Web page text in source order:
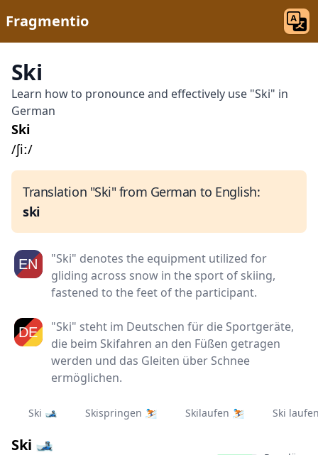
Fragmentio
Ski
Learn how to pronounce and effectively use "Ski" in
German
Ski
/ʃiː/
Translation "Ski" from German to English:
ski
"Ski" denotes the equipment utilized for
gliding across snow in the sport of skiing,
fastened to the feet of the participant.
"Ski" steht im Deutschen für die Sportgeräte,
die beim Skifahren an den Füßen getragen
werden und das Gleiten über Schnee
ermöglichen.
Ski 🎿 Skispringen ⛷️ Skilaufen ⛷️ Ski
Ski 🎿